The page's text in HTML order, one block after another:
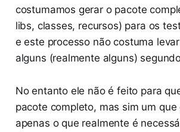
costumamos gerar o pacote
libs, classes, recursos) para os
e este processo não costuma
alguns (realmente alguns)
No entanto ele não é feito para
pacote completo, mas sim um que
apenas o que realmente é